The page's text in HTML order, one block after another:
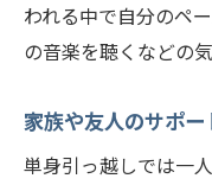
われる中で自分のペ
の音楽を聴くなどの
家族や友人のサポ
単身引っ越しでは一